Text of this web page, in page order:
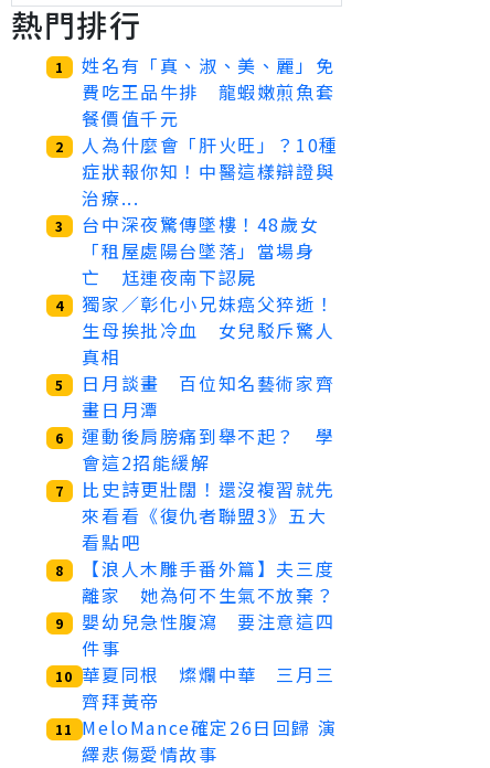
熱門排行
1
姓名有「真、淑、美、麗」免
費吃王品牛排 龍蝦嫩煎魚套
餐價值千元
2
人為什麼會「肝火旺」？10種
症狀報你知！中醫這樣辯證與
治療...
3
台中深夜驚傳墜樓！48歲女
「租屋處陽台墜落」當場身
亡 尪連夜南下認屍
4
獨家／彰化小兄妹癌父猝逝！
生母挨批冷血 女兒駁斥驚人
真相
5
日月談畫 百位知名藝術家齊
畫日月潭
6
運動後肩膀痛到舉不起？ 學
會這2招能緩解
7
比史詩更壯闊！還沒複習就先
來看看《復仇者聯盟3》五大
看點吧
8
【浪人木雕手番外篇】夫三度
離家 她為何不生氣不放棄？
9
嬰幼兒急性腹瀉 要注意這四
件事
10 華夏同根 燦爛中華 三月三
齊拜黃帝
11
MeloMance確定26日回歸 演
繹悲傷愛情故事